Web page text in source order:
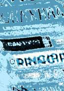
ora è